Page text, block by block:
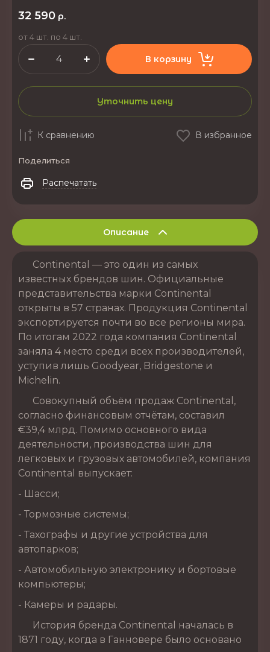
32 590 р.
от 4 шт. по 4 шт.
В корзину
Уточнить цену
К сравнению В избранное
Поделиться
Распечатать
Описание
Continental — это один из самых
известных брендов шин. Официальные
представительства марки Continental
открыты в 57 странах. Продукция Continental
экспортируется почти во все регионы мира.
По итогам 2022 года компания Continental
заняла 4 место среди всех производителей,
уступив лишь Goodyear, Bridgestone и
Michelin.
Совокупный объём продаж Continental,
согласно финансовым отчётам, составил
€39,4 млрд. Помимо основного вида
деятельности, производства шин для
легковых и грузовых автомобилей, компания
Continental выпускает:
- Шасси;
- Тормозные системы;
- Тахографы и другие устройства для
автопарков;
- Автомобильную электронику и бортовые
компьютеры;
- Камеры и радары.
История бренда Continental началась в
1871 году, когда в Ганновере было основано